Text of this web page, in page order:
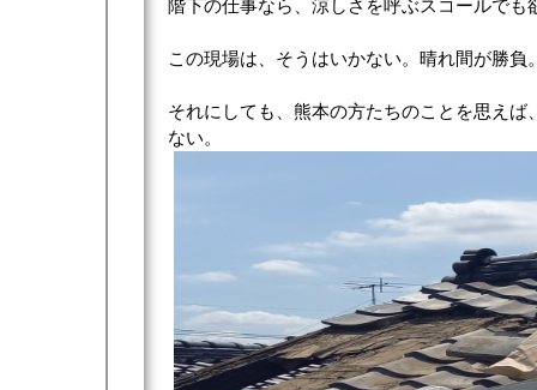
階下の仕事なら、涼しさを呼ぶスコールでも
この現場は、そうはいかない。晴れ間が勝負
それにしても、熊本の方たちのことを思えば
ない。